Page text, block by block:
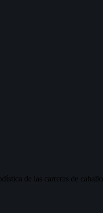
de las carreras de caballo.